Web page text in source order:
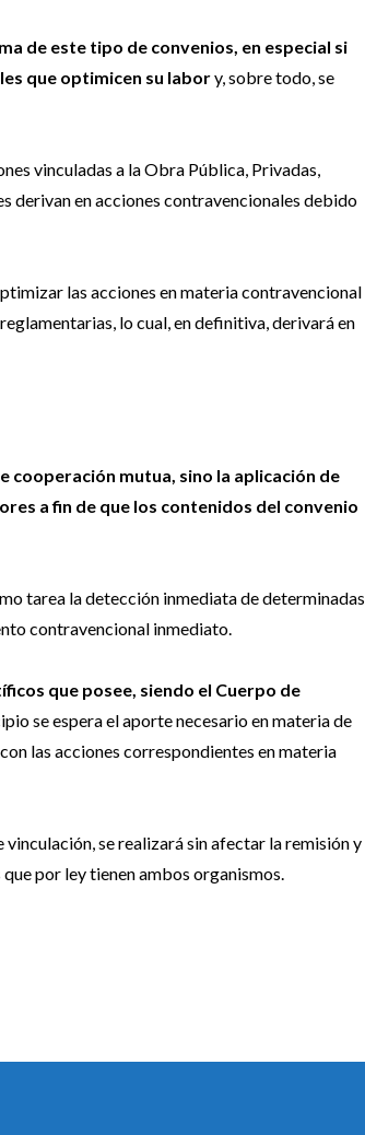
de este tipo de convenios, en especial si
que optimicen su labory, sobre todo, se
vinculadas a la Obra Pública, Privadas,
derivan en acciones contravencionales debido
las acciones en materia contravencional
lo cual, en definitiva, derivará en
cooperación mutua, sino la aplicación de
a fin de que los contenidos del convenio
tarea la detección inmediata de determinadas
contravencional inmediato.
que posee, siendo el Cuerpo de
se espera el aporte necesario en materia de
las acciones correspondientes en materia
se realizará sin afectar la remisión y
por ley tienen ambos organismos.